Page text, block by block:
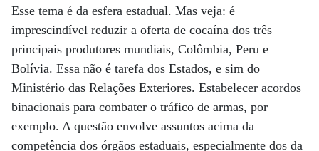
Esse tema é da esfera estadual. Mas veja: é
imprescindível reduzir a oferta de cocaína dos três
principais produtores mundiais, Colômbia, Peru e
Bolívia. Essa não é tarefa dos Estados, e sim do
Ministério das Relações Exteriores. Estabelecer acordos
binacionais para combater o tráfico de armas, por
exemplo. A questão envolve assuntos acima da
competência dos órgãos estaduais, especialmente dos da